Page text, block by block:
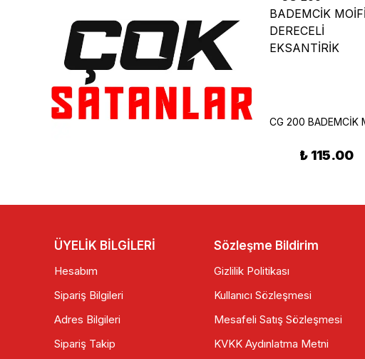
Scooter 50cc 80cc Marş Dişlisi Cup 100 Arka Fren Balatası Kampana
₺ 115.00
ÜYELİK BİLGİLERİ
Hesabım
Sipariş Bilgileri
Adres Bilgileri
Sipariş Takip
Sözleşme Bildirim
Gizlilik Politikası
Kullanıcı Sözleşmesi
Mesafeli Satış Sözleşmesi
KVKK Aydınlatma Metni